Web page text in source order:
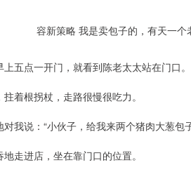
五点一开门，就看到陈老太太站在门口。
着根拐杖，走路很慢很吃力。
我说：“小伙子，给我来两个猪肉大葱包
走进店，坐在靠门口的位置。